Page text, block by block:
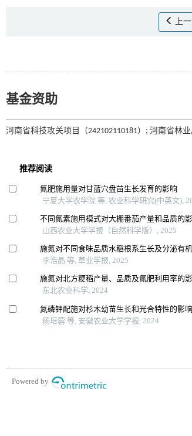
上
基金资助
河南省科技攻关项目（242102110181）; 河南省林业